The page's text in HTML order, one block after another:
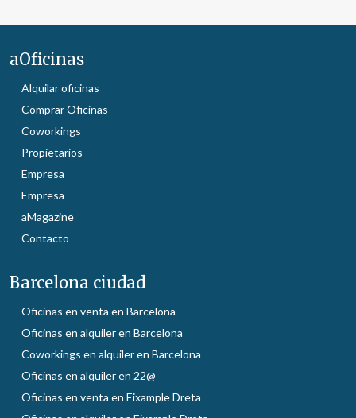
aOficinas
Alquilar oficinas
Comprar Oficinas
Coworkings
Propietarios
Empresa
Empresa
aMagazine
Contacto
Barcelona ciudad
Oficinas en venta en Barcelona
Oficinas en alquiler en Barcelona
Coworkings en alquiler en Barcelona
Oficinas en alquiler en 22@
Oficinas en venta en Eixample Dreta